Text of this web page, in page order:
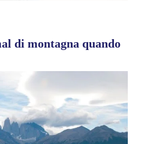
di montagna quando